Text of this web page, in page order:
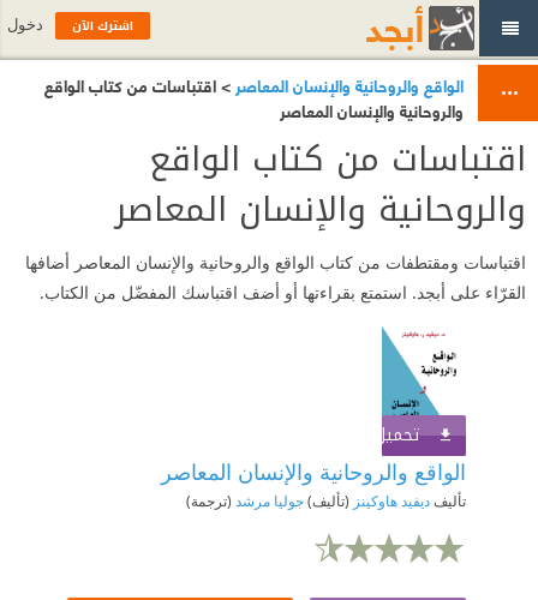
الواقع والروحانية والإنسان المعاصر > اقتباسات من كتاب الواقع
والروحانية والإنسان المعاصر
اقتباسات من كتاب الواقع
والروحانية والإنسان المعاصر
اقتباسات ومقتطفات من كتاب الواقع والروحانية والإنسان المعاصر أضافها
القرّاء على أبجد. استمتع بقراءتها أو أضف اقتباسك المفضّل من الكتاب.
تحميل الكتاب
الواقع والروحانية والإنسان المعاصر
تأليفديفيد هاوكينز (تأليف)جوليا مرشد (ترجمة)
اشترك الآن دخول